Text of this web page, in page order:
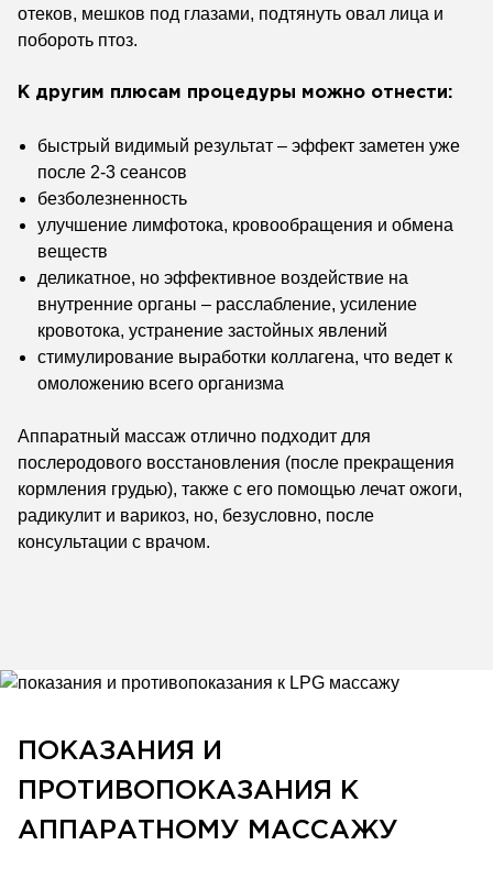
отеков, мешков под глазами, подтянуть овал лица и
побороть птоз.
К другим плюсам процедуры можно отнести:
быстрый видимый результат – эффект заметен уже
после 2-3 сеансов
безболезненность
улучшение лимфотока, кровообращения и обмена
веществ
деликатное, но эффективное воздействие на
внутренние органы – расслабление, усиление
кровотока, устранение застойных явлений
стимулирование выработки коллагена, что ведет к
омоложению всего организма
Аппаратный массаж отлично подходит для
послеродового восстановления (после прекращения
кормления грудью), также с его помощью лечат ожоги,
радикулит и варикоз, но, безусловно, после
консультации с врачом.
ПОКАЗАНИЯ И
ПРОТИВОПОКАЗАНИЯ К
АППАРАТНОМУ МАССАЖУ